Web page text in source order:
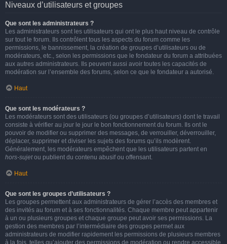
Niveaux d’utilisateurs et groupes
Que sont les administrateurs ?
Les administrateurs sont les utilisateurs qui ont le plus haut niveau de contrôle
sur tout le forum. Ils contrôlent tous les aspects du forum comme les
permissions, le bannissement, la création de groupes d’utilisateurs ou de
modérateurs, etc., selon les permissions que le fondateur du forum a attribuées
aux autres administrateurs. Ils peuvent aussi avoir toutes les capacités de
modération sur l’ensemble des forums, selon ce que le fondateur a autorisé.
Haut
Que sont les modérateurs ?
Les modérateurs sont des utilisateurs (ou groupes d’utilisateurs) dont le travail
consiste à vérifier au jour le jour le bon fonctionnement du forum. Ils ont le
pouvoir de modifier ou supprimer des messages, de verrouiller, déverrouiller,
déplacer, supprimer et diviser les sujets des forums qu’ils modèrent.
Généralement, les modérateurs empêchent que les utilisateurs partent en
hors-sujetou publient du contenu abusif ou offensant.
Haut
Que sont les groupes d’utilisateurs ?
Les groupes permettent aux administrateurs de gérer l’accès des membres et
des invités au forum et à ses fonctionnalités. Chaque membre peut appartenir
à un ou plusieurs groupes et chaque groupe peut avoir ses permissions. La
gestion des membres par l’intermédiaire des groupes permet aux
administrateurs de modifier rapidement les permissions de plusieurs membres
à la fois, telles qu’ajouter des permissions de modération ou rendre accessible